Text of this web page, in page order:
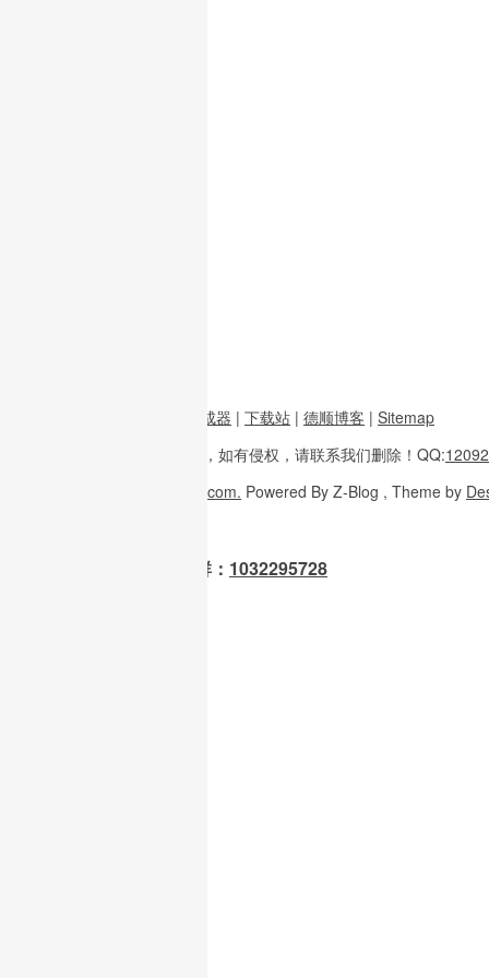
图片二维码生成器 | 下载站 | 德顺博客 | Sitemap
多整理于互联网， 如有侵权，请联系我们删除！ QQ:
W3H5.com. Powered By Z-Blog , Theme by
OpenClaw 龙虾交流群： 1032295728